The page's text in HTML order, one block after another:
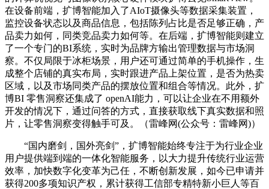
在设备前端，扩博智能加入了AIoT摄像头等数据采集装置，
监控设备状态以及商品信息，包括陈列占比是否足够正确，产
品卖力如何，同类竞品卖力如何等。在后端，扩博智能则建立
了一个专门的BI系统，实时为品牌方输出管理数据与市场洞
察。不仅局限于冰柜场景，用户还可通过简单的手机操作，生
成整个店铺的真实布局，实时跟进产品上架位置，是否为热卖
区域，以及市场同类产品的摆放位置和组合等情况。此外，扩
博BI 零售洞察还集成了 openAI能力，可以让企业在不用额外
开发的情况下，通过问答的方式，直接获取线下真实数据和照
片，让零售洞察变得触手可及。（雷峰网(公众号：雷峰网)）
“国内磨剑，国外亮剑”，扩博智能始终专注于为行业企业
用户提供端到端的一体化智能服务，以大力提升传统行业运营
效率，加快数字化变革为己任，不断创新发展，如今已申请并
获得200多项知识产权，累计获得工信部专精特新小巨人等百